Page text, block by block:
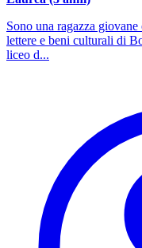
Sono una ragazza
lettere e beni culturali di
liceo d...